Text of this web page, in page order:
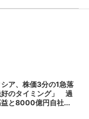
ア、株価3分の1急落
好のタイミング」 過
益と8000億円自社...